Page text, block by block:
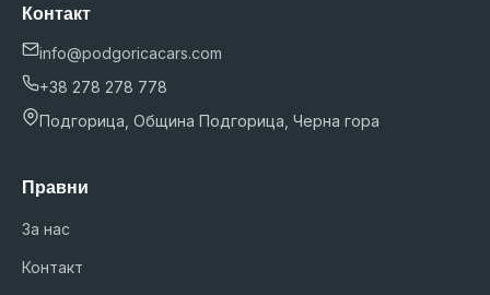
Контакт
info@podgoricacars.com
+38 278 278 778
Подгорица, Община Подгорица, Черна гора
Правни
За нас
Контакт